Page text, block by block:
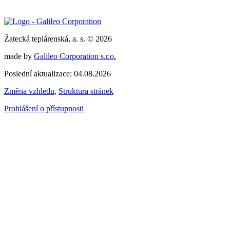
Žatecká teplárenská, a. s. © 2026
made by Galileo Corporation s.r.o.
Poslední aktualizace: 04.08.2026
Změna vzhledu, Struktura stránek
Prohlášení o přístupnosti